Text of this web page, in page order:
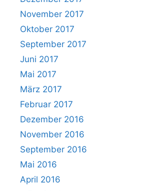
November 2017
Oktober 2017
September 2017
Juni 2017
Mai 2017
März 2017
Februar 2017
Dezember 2016
November 2016
September 2016
Mai 2016
April 2016